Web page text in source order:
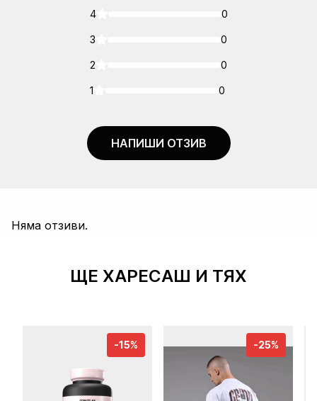
4 0
3 0
2 0
1 0
НАПИШИ ОТЗИВ
Няма отзиви.
ЩЕ ХАРЕСАШ И ТЯХ
-15% -25%